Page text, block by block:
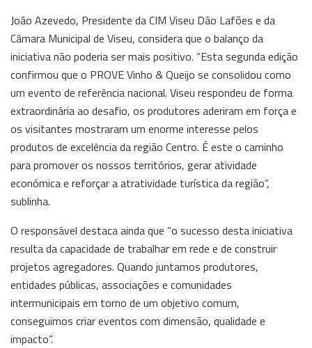
João Azevedo, Presidente da CIM Viseu Dão Lafões e da
Câmara Municipal de Viseu, considera que o balanço da
iniciativa não poderia ser mais positivo. “Esta segunda edição
confirmou que o PROVE Vinho & Queijo se consolidou como
um evento de referência nacional. Viseu respondeu de forma
extraordinária ao desafio, os produtores aderiram em força e
os visitantes mostraram um enorme interesse pelos
produtos de excelência da região Centro. É este o caminho
para promover os nossos territórios, gerar atividade
económica e reforçar a atratividade turística da região”,
sublinha.
O responsável destaca ainda que “o sucesso desta iniciativa
resulta da capacidade de trabalhar em rede e de construir
projetos agregadores. Quando juntamos produtores,
entidades públicas, associações e comunidades
intermunicipais em torno de um objetivo comum,
conseguimos criar eventos com dimensão, qualidade e
impacto”.